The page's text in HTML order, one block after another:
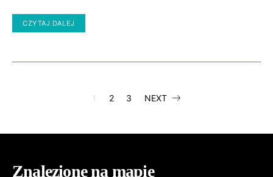
CZYTAJ DALEJ
1 2 3 NEXT
Znalezione na mapie